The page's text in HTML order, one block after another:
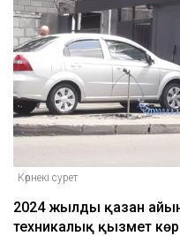
Көрнекі сурет
2024 жылдың қазан
техникалық қызмет